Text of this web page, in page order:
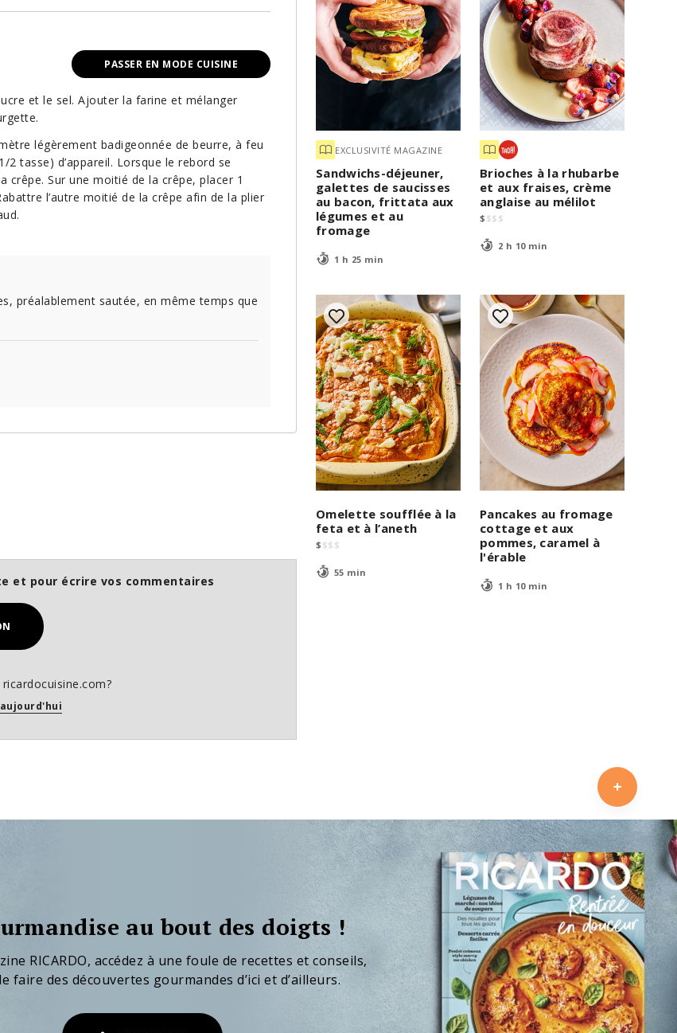
EXCLUSIVITÉ MAGAZINE
Sandwichs-déjeuner,
galettes de saucisses
au bacon, frittata aux
légumes et au
fromage
1 h 25 min
Brioches à la rhubarbe
et aux fraises, crème
anglaise au mélilot
$ $$ $
2 h 10 min
Omelette soufflée à la
feta et à l’aneth
$ $$ $
55 min
Pancakes au fromage
cottage et aux
pommes, caramel à
l'érable
1 h 10 min
PASSER EN MODE CUISINE
et le sel. Ajouter la farine et mélanger
légèrement badigeonnée de beurre, à feu
tasse) d’appareil. Lorsque le rebord se
Sur une moitié de la crêpe, placer 1
l’autre moitié de la crêpe afin de la plier
préalablement sautée, en même temps que
et pour écrire vos commentaires
au bout des doigts !
RICARDO, accédez à une foule de recettes et conseils,
faire des découvertes gourmandes d’ici et d’ailleurs.